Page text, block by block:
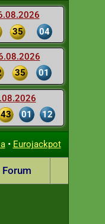
35 04
35 01
43 01 12
• Eurojackpot
Forum